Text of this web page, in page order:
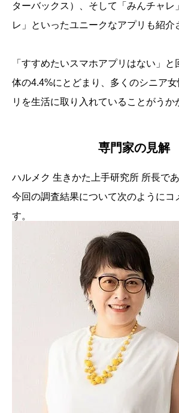
ターバックス）、そして「みんチャレ
レ」といったユニークなアプリも紹介
「すすめたいスマホアプリはない」
体の4.4%にとどまり、多くのシニア
リを生活に取り入れていることがうか
専門家の見解
ハルメク 生きかた上手研究所 所長で
今回の調査結果について次のようにコ
す。